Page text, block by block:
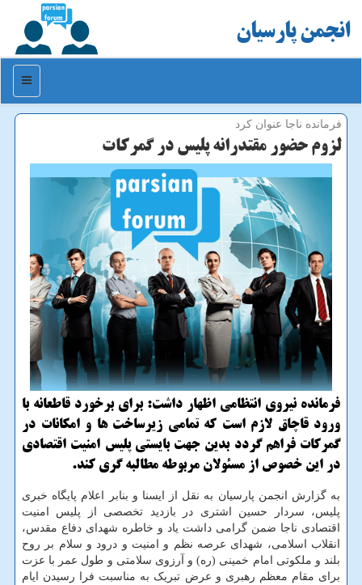
انجمن پارسیان
منو
فرمانده ناجا عنوان كرد
لزوم حضور مقتدرانه پلیس در گمركات
فرمانده نیروی انتظامی اظهار داشت: برای برخورد قاطعانه با
ورود قاچاق لازم است که تمامی زیرساخت ها و امکانات در
گمرکات فراهم گردد بدین جهت بایستی پلیس امنیت اقتصادی
در این خصوص از مسئولان مربوطه مطالبه گری کند.
به گزارش انجمن پارسیان به نقل از ایسنا و بنابر اعلام پایگاه خبری
پلیس، سردار حسین اشتری در بازدید تخصصی از پلیس امنیت
اقتصادی ناجا ضمن گرامی داشت یاد و خاطره شهدای دفاع مقدس،
انقلاب اسلامی، شهدای عرصه نظم و امنیت و درود و سلام بر روح
بلند و ملکوتی امام خمینی (ره) و آرزوی سلامتی و طول عمر با عزت
برای مقام معظم رهبری و عرض تبریک به مناسبت فرا رسیدن ایام